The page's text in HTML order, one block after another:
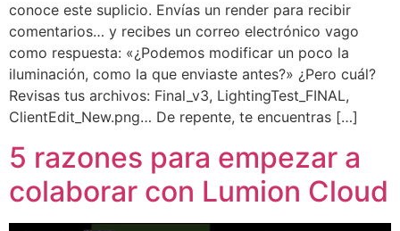
conoce este suplicio. Envías un render para recibir
comentarios… y recibes un correo electrónico vago
como respuesta: «¿Podemos modificar un poco la
iluminación, como la que enviaste antes?» ¿Pero cuál?
Revisas tus archivos: Final_v3, LightingTest_FINAL,
ClientEdit_New.png… De repente, te encuentras […]
5 razones para empezar a
colaborar con Lumion Cloud